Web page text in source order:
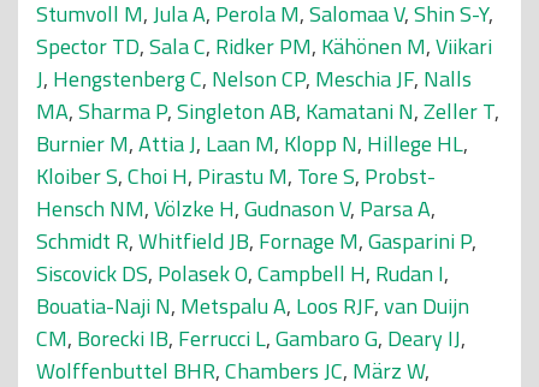
Stumvoll M,Jula A, Perola M,Salomaa V,Shin S-Y,
Spector TD,Sala C, Ridker PM, Kähönen M,Viikari
J, Hengstenberg C, Nelson CP, Meschia JF, Nalls
MA,Sharma P,Singleton AB, Kamatani N,Zeller T,
Burnier M,Attia J, Laan M, Klopp N, Hillege HL,
Kloiber S,Choi H, Pirastu M, Tore S, Probst-
Hensch NM,Völzke H,Gudnason V, Parsa A,
Schmidt R,Whitfield JB, Fornage M,Gasparini P,
Siscovick DS, Polasek O,Campbell H, Rudan I,
Bouatia-Naji N, Metspalu A, Loos RJF,van Duijn
CM, Borecki IB, Ferrucci L,Gambaro G, Deary IJ,
Wolffenbuttel BHR,Chambers JC, März W,